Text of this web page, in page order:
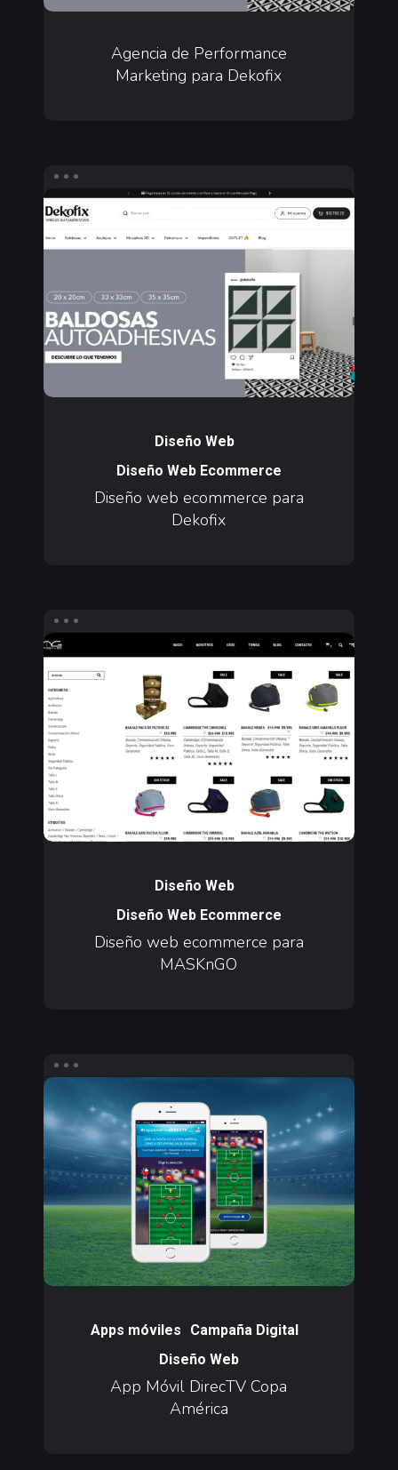
de
Performance
Agencia de Performance
Marketing para Dekofix
Diseño
web
ecommerce
Dekofix
web
ecommerce
Dekofix
Diseño Web
Diseño Web Ecommerce
Diseño web ecommerce para
Dekofix
Diseño
web
ecommerce
para
MASKnGO
web
ecommerce
MASKnGO
Diseño Web
Diseño Web Ecommerce
Diseño web ecommerce para
MASKnGO
App
Móvil
DirecTV
Copa
América
Móvil
DirecTV
Copa
América
Apps móviles
Campaña Digital
Diseño Web
App Móvil DirecTV Copa
América